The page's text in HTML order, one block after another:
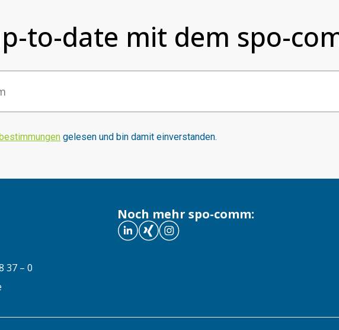
to-date mit dem spo-
gelesen und bin damit einverstanden.
37 – 0
Noch mehr spo-comm: